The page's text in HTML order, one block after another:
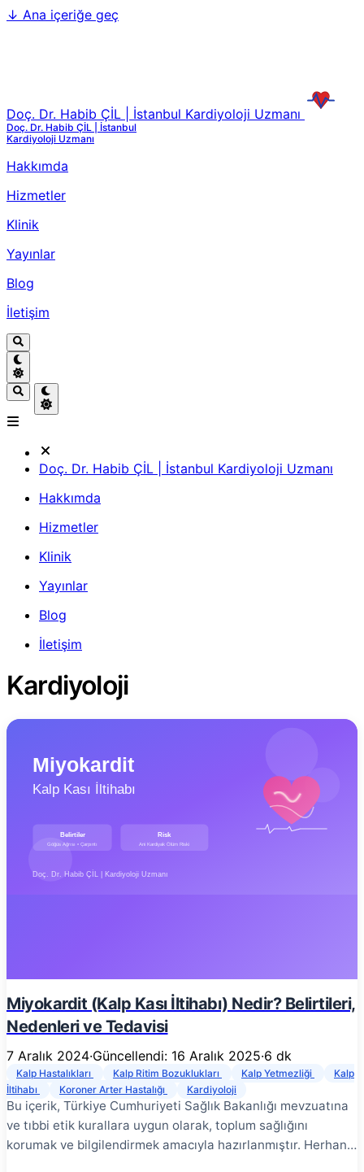
↓ Ana içeriğe geç
Doç. Dr. Habib ÇİL | İstanbul Kardiyoloji Uzmanı
Doç. Dr. Habib ÇİL | İstanbul
Kardiyoloji Uzmanı
Hakkımda
Hizmetler
Klinik
Yayınlar
Blog
İletişim
Doç. Dr. Habib ÇİL | İstanbul Kardiyoloji Uzmanı
Hakkımda
Hizmetler
Klinik
Yayınlar
Blog
İletişim
Kardiyoloji
Miyokardit (Kalp Kası İltihabı) Nedir? Belirtileri,
Nedenleri ve Tedavisi
7 Aralık 2024·Güncellendi: 16 Aralık 2025·6 dk
Kalp Hastalıkları Kalp Ritim Bozuklukları Kalp Yetmezliği
Kalp
İltihabı
Koroner Arter Hastalığı Kardiyoloji
Bu içerik, Türkiye Cumhuriyeti Sağlık Bakanlığı mevzuatına
ve tıbbi etik kurallara uygun olarak, toplum sağlığını
korumak ve bilgilendirmek amacıyla hazırlanmıştır. Herhangi